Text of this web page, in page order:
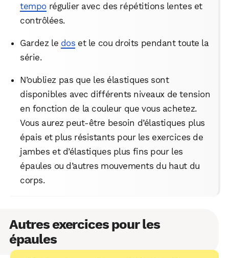
temporégulier avec des répétitions lentes et
contrôlées.
Gardez le dos et le cou droits pendant toute la
série.
N’oubliez pas que les élastiques sont
disponibles avec différents niveaux de tension
en fonction de la couleur que vous achetez.
Vous aurez peut-être besoin d’élastiques plus
épais et plus résistants pour les exercices de
jambes et d’élastiques plus fins pour les
épaules ou d’autres mouvements du haut du
corps.
Autres exercices pour les
épaules